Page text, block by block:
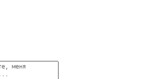
сайтов и